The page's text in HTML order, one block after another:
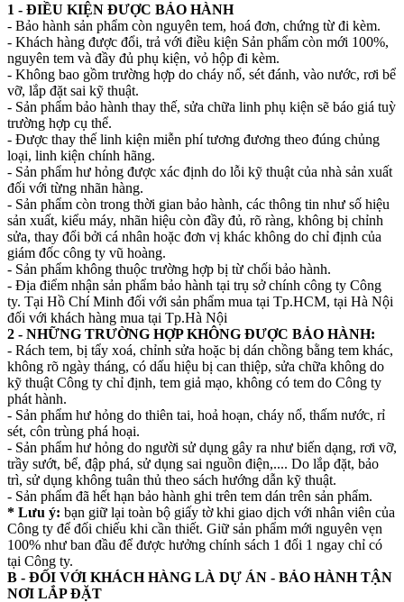
1 - ĐIỀU KIỆN ĐƯỢC BẢO HÀNH
- Bảo hành sản phẩm còn nguyên tem, hoá đơn, chứng từ đi kèm.
- Khách hàng được đổi, trả với điều kiện Sản phẩm còn mới 100%,
nguyên tem và đầy đủ phụ kiện, vỏ hộp đi kèm.
- Không bao gồm trường hợp do cháy nổ, sét đánh, vào nước, rơi bể
vỡ, lắp đặt sai kỹ thuật.
- Sản phẩm bảo hành thay thế, sửa chữa linh phụ kiện sẽ báo giá tuỳ
trường hợp cụ thể.
- Được thay thế linh kiện miễn phí tương đương theo đúng chủng
loại, linh kiện chính hãng.
- Sản phẩm hư hỏng được xác định do lỗi kỹ thuật của nhà sản xuất
đối với từng nhãn hàng.
- Sản phẩm còn trong thời gian bảo hành, các thông tin như số hiệu
sản xuất, kiểu máy, nhãn hiệu còn đầy đủ, rõ ràng, không bị chỉnh
sửa, thay đổi bởi cá nhân hoặc đơn vị khác không do chỉ định của
giám đốc công ty vũ hoàng.
- Sản phẩm không thuộc trường hợp bị từ chối bảo hành.
- Địa điểm nhận sản phẩm bảo hành tại trụ sở chính công ty Công
ty. Tại Hồ Chí Minh đối với sản phẩm mua tại Tp.HCM, tại Hà Nội
đối với khách hàng mua tại Tp.Hà Nội
2 - NHỮNG TRƯỜNG HỢP KHÔNG ĐƯỢC BẢO HÀNH:
- Rách tem, bị tẩy xoá, chỉnh sửa hoặc bị dán chồng bằng tem khác,
không rõ ngày tháng, có dấu hiệu bị can thiệp, sửa chữa không do
kỹ thuật Công ty chỉ định, tem giả mạo, không có tem do Công ty
phát hành.
- Sản phẩm hư hỏng do thiên tai, hoả hoạn, cháy nổ, thấm nước, rỉ
sét, côn trùng phá hoại.
- Sản phẩm hư hỏng do người sử dụng gây ra như biến dạng, rơi vỡ,
trầy sướt, bể, đập phá, sử dụng sai nguồn điện,.... Do lắp đặt, bảo
trì, sử dụng không tuân thủ theo sách hướng dẫn kỹ thuật.
- Sản phẩm đã hết hạn bảo hành ghi trên tem dán trên sản phẩm.
* Lưu ý: bạn giữ lại toàn bộ giấy tờ khi giao dịch với nhân viên của
Công ty để đối chiếu khi cần thiết. Giữ sản phẩm mới nguyên vẹn
100% như ban đầu để được hưởng chính sách 1 đổi 1 ngay chỉ có
tại Công ty.
B - ĐỐI VỚI KHÁCH HÀNG LÀ DỰ ÁN - BẢO HÀNH TẬN
NƠI LẮP ĐẶT